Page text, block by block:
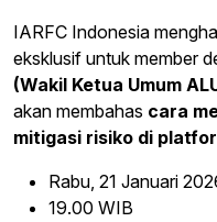
IARFC Indonesia
eksklusif untuk member
(Wakil Ketua Umum
akan membahas cara
mitigasi risiko di
Rabu, 21 Januari
19.00 WIB